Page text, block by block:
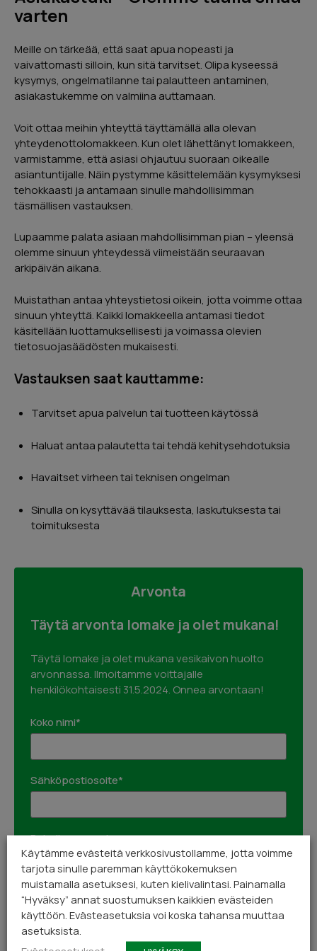
varten
Meille on tärkeää, että saat apua nopeasti ja
vaivattomasti silloin, kun sitä tarvitset. Olipa kyseessä
kysymys, ongelmatilanne tai palautteen antaminen,
asiakastukemme on valmiina auttamaan.
Voit ottaa meihin yhteyttä täyttämällä alla olevan
yhteydenottolomakkeen. Kun olet lähettänyt lomakkeen,
varmistamme, että asiasi ohjautuu suoraan oikealle
asiantuntijalle. Näin pystymme käsittelemään kysymyksesi
tehokkaasti ja antamaan sinulle mahdollisimman
täsmällisen vastauksen.
Lupaamme palata asiaan mahdollisimman pian – yleensä
olemme sinuun yhteydessä viimeistään seuraavan
arkipäivän aikana.
Muistathan antaa yhteystietosi oikein, jotta voimme ottaa
sinuun yhteyttä. Kaikki lomakkeella antamasi tiedot
käsitellään luottamuksellisesti ja voimassa olevien
tietosuojasäädösten mukaisesti.
Vastauksen saat kauttamme:
Tarvitset apua palvelun tai tuotteen käytössä
Haluat antaa palautetta tai tehdä kehitysehdotuksia
Havaitset virheen tai teknisen ongelman
Sinulla on kysyttävää tilauksesta, laskutuksesta tai
toimituksesta
Arvonta
Täytä arvonta lomake ja olet mukana!
Täytä lomake ja olet mukana vesikaivon huolto
arvonnassa. Ilmoitamme voittajalle
henkilökohtaisesti 31.5.2024. Onnea arvontaan!
Koko nimi*
Sähköpostiosoite*
Puhelinnumero*
Osoite*
Käytämme evästeitä verkkosivustollamme, jotta voimme
tarjota sinulle paremman käyttökokemuksen
muistamalla asetuksesi, kuten kielivalintasi. Painamalla
“Hyväksy” annat suostumuksen kaikkien evästeiden
käyttöön. Evästeasetuksia voi koska tahansa muuttaa
asetuksista.
Urpo Lindroth
Hieno kokemus. Myyjä kertoi kaiken
tarvittavan. Sai hyvän käsityksen miten
rahoitus hoidetaan ja miten kannattaa
hakea kotitalousvähennystä. Kaivon
ammattimaisesti.
GoogleReviews